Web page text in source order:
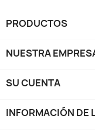
PRODUCTOS
NUESTRA
SU CUENTA
INFORMACIÓN DE